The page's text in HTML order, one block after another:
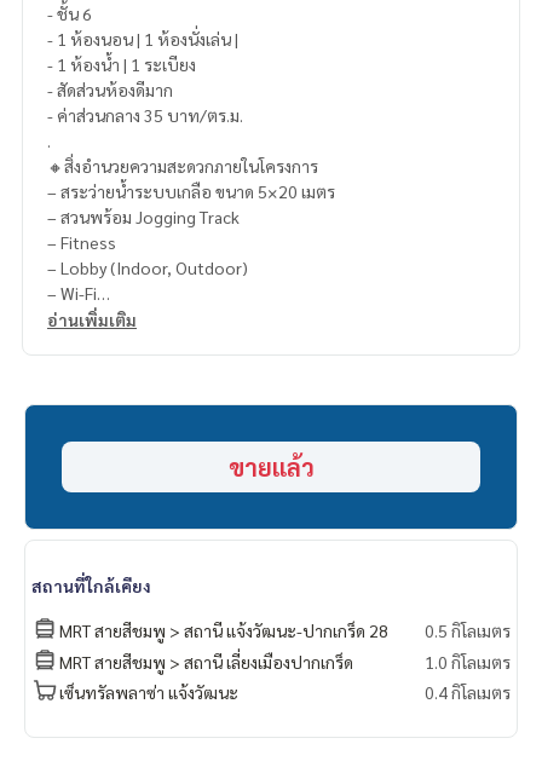
- ชั้น 6
- 1 ห้องนอน | 1 ห้องนั่งเล่น |
- 1 ห้องน้ำ | 1 ระเบียง
- สัดส่วนห้องดีมาก
- ค่าส่วนกลาง 35 บาท/ตร.ม.
.
🔸สิ่งอำนวยความสะดวกภายในโครงการ
– สระว่ายน้ำระบบเกลือ ขนาด 5×20 เมตร
– สวนพร้อม Jogging Track
– Fitness
– Lobby (Indoor, Outdoor)
– Wi-Fi
– ระบบ Key Card
- เมืองทองธานี
- บิ๊กซี เอกซ์ตาร์
- เมเจอร์แจ้งวัฒนะ
- โรงพยาบาลมงกุฎวัฒนะ
- โรงเรียนสวนกุหลาบนนทบุรี
===============
สนใจติดต่อฟลุ๊ค 099-287-9294
Line Id : @docondo
.
อ่านเพิ่มเติม
ขายแล้ว
สถานที่ใกล้เคียง
MRT สายสีชมพู > สถานี แจ้งวัฒนะ-ปากเกร็ด 28
0.5 กิโลเมตร
MRT สายสีชมพู > สถานี เลี่ยงเมืองปากเกร็ด
1.0 กิโลเมตร
เซ็นทรัลพลาซ่า แจ้งวัฒนะ
0.4 กิโลเมตร